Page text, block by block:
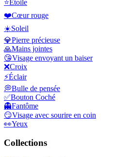
⭐Étoile
❤️Cœur rouge
☀️Soleil
💎Pierre précieuse
🙏Mains jointes
😘Visage envoyant un baiser
❌Croix
⚡Éclair
💭Bulle de pensée
✅Bouton Coché
👻Fantôme
😏Visage avec sourire en coin
👀Yeux
Collections